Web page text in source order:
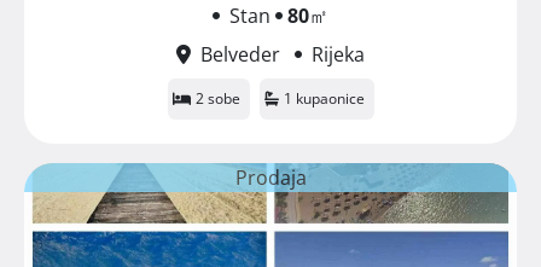
Stan 80㎡
Belveder
Rijeka
2 sobe 1 kupaonice
Prodaja